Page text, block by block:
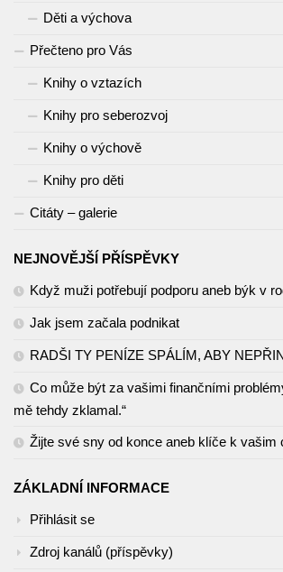
Děti a výchova
Přečteno pro Vás
Knihy o vztazích
Knihy pro seberozvoj
Knihy o výchově
Knihy pro děti
Citáty – galerie
NEJNOVĚJŠÍ PŘÍSPĚVKY
Když muži potřebují podporu aneb býk v
Jak jsem začala podnikat
RADŠI TY PENÍZE SPÁLÍM, ABY
Co může být za vašimi finančními
mě tehdy zklamal.“
Žijte své sny od konce aneb klíče k vašim
ZÁKLADNÍ INFORMACE
Přihlásit se
Zdroj kanálů (příspěvky)